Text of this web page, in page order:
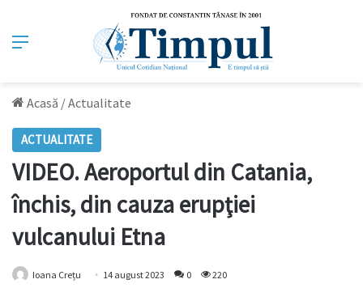
Meniu
Acasă /Actualitate
ACTUALITATE
VIDEO. Aeroportul din Catania,
închis, din cauza erupţiei
vulcanului Etna
Ioana Crețu 14 august 2023 0 220